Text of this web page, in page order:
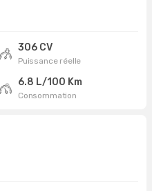
306 CV
Puissance réelle
6.8 L/100 Km
Consommation